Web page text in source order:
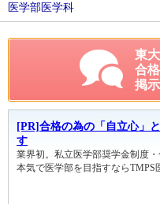
医学部医学科
東
合
掲